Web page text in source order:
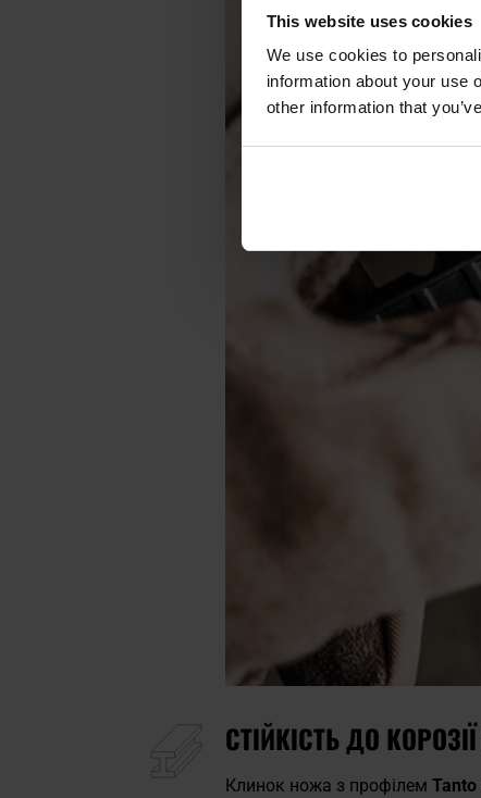
This website uses cookies
We use cookies to
information about your use
other information that
СТІЙКІСТЬ ДО
Клинок ножа з профілем Tanto